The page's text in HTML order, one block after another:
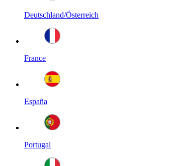
Deutschland/Österreich
France
España
Portugal